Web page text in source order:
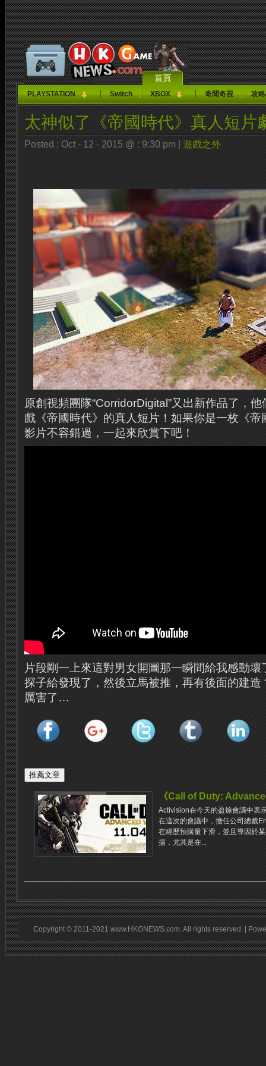
首頁
PLAYSTATION Switch XBOX 奇聞奇視 攻
太神似了《帝國時代》真人短片
Posted : Oct - 12 - 2015 @ : 9:30 pm | 遊戲之外
原創視頻團隊“CorridorDigital”又出新作品了，
戲《帝國時代》的真人短片！如果你是一枚《
影片不容錯過，一起來欣賞下吧！
片段剛一上來這對男女開圖那一瞬間給我感動
探子給發現了，然後立馬被推，再有後面的建造
厲害了…
《Call of Duty:
Activision在今天的盈馀會議中表
在這次的會議中，擔任公司總裁
在經歷預購量下滑，並且導因於
揚，尤其是在...
Copyright © 2011-2021 www.HKGNEWS.com. All rights reserved. |